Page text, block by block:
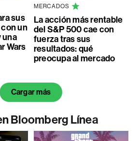
sus
con un
una
Wars
MERCADOS
La acción más rentable
del S&P 500 cae con
fuerza tras sus
resultados: qué
preocupa al mercado
Cargar más
Bloomberg Línea